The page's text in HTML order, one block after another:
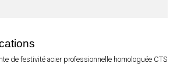
de festivité acier professionnelle homologuée CTS